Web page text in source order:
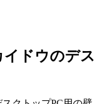
イドウのデス